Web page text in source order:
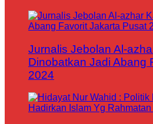
Jurnalis Jebolan Al-
Dinobatkan Jadi Abang
2024